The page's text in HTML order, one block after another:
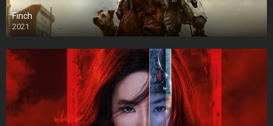
Finch
2021